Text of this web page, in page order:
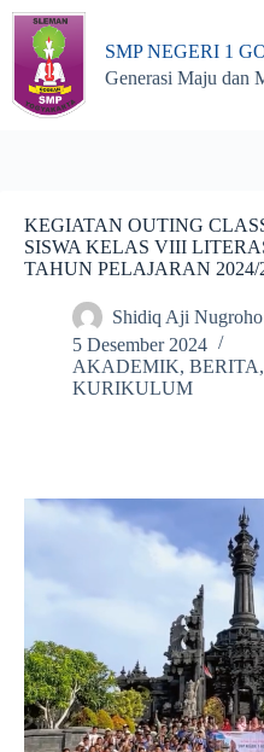
Skip
content
SMP NEGERI 1
Generasi Maju dan
KEGIATAN OUTING
SISWA KELAS VIII
TAHUN PELAJARAN 2024/
Shidiq Aji Nugroho
5 Desember 2024
AKADEMIK, BERITA,
KURIKULUM